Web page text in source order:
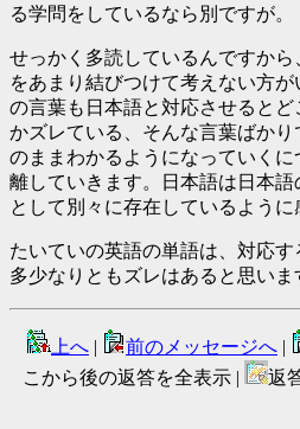
る学問をしているなら別ですが。
せっかく多読しているんですか
をあまり結びつけて考えない方
の言葉も日本語と対応させるとど
かズレている、そんな言葉ばか
のままわかるようになっていく
離していきます。日本語は日本
として別々に存在しているように
たいていの英語の単語は、対応
多少なりともズレはあると思いま
上へ | 前のメッセージへ |
こから後の返答を全表示 |
返